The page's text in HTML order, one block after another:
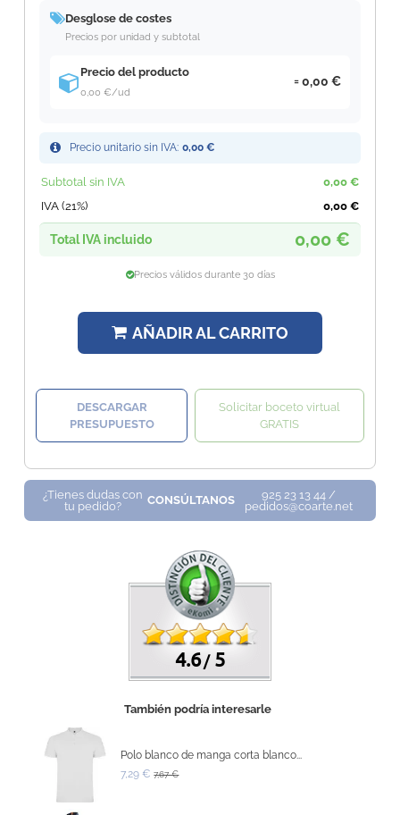
Desglose de costes
Precios por unidad y subtotal
Precio del producto
0,00 €/ud
0,00 €
Precio unitario sin IVA: 0,00 €
Subtotal sin IVA
0,00 €
IVA (21%)
0,00 €
Total IVA incluido 0,00 €
Precios válidos durante 30 días
AÑADIR AL CARRITO
DESCARGAR
PRESUPUESTO
Solicitar boceto virtual
GRATIS
¿Tienes dudas con
tu pedido?
CONSÚLTANOS
925 23 13 44 /
pedidos@coarte.net
4.6 /5
También podría interesarle
Polo blanco de manga corta blanco...
7,29 € 7,67 €